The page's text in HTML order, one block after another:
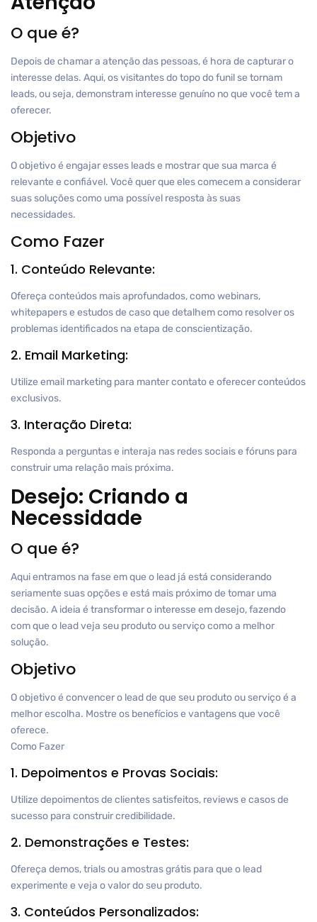
O que é?
Depois de chamar a atenção das pessoas, é hora de capturar o
interesse delas. Aqui, os visitantes do topo do funil se tornam
leads, ou seja, demonstram interesse genuíno no que você tem a
oferecer.
Objetivo
O objetivo é engajar esses leads e mostrar que sua marca é
relevante e confiável. Você quer que eles comecem a considerar
suas soluções como uma possível resposta às suas
necessidades.
Como Fazer
1. Conteúdo Relevante:
Ofereça conteúdos mais aprofundados, como webinars,
whitepapers e estudos de caso que detalhem como resolver os
problemas identificados na etapa de conscientização.
2. Email Marketing:
Utilize email marketing para manter contato e oferecer conteúdos
exclusivos.
3. Interação Direta:
Responda a perguntas e interaja nas redes sociais e fóruns para
construir uma relação mais próxima.
Desejo: Criando a
Necessidade
O que é?
Aqui entramos na fase em que o lead já está considerando
seriamente suas opções e está mais próximo de tomar uma
decisão. A ideia é transformar o interesse em desejo, fazendo
com que o lead veja seu produto ou serviço como a melhor
solução.
Objetivo
O objetivo é convencer o lead de que seu produto ou serviço é a
melhor escolha. Mostre os benefícios e vantagens que você
oferece.
Como Fazer
1. Depoimentos e Provas Sociais:
Utilize depoimentos de clientes satisfeitos, reviews e casos de
sucesso para construir credibilidade.
2. Demonstrações e Testes:
Ofereça demos, trials ou amostras grátis para que o lead
experimente e veja o valor do seu produto.
3. Conteúdos Personalizados: